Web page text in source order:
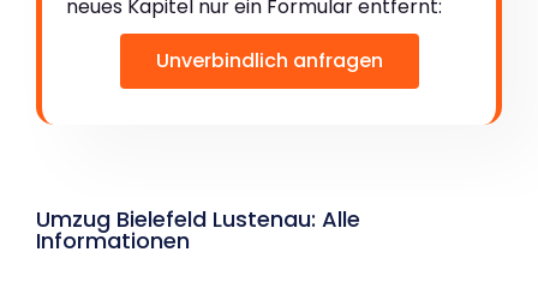
neues Kapitel nur ein Formular entfernt:
Unverbindlich anfragen
Umzug Bielefeld Lustenau: Alle
Informationen